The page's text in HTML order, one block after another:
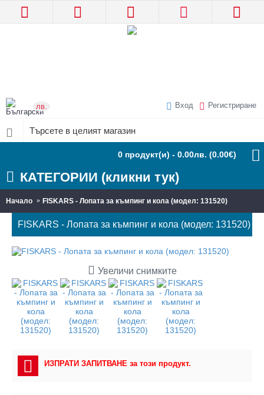
лв. Вход Регистриране
0 продукт(и) - 0.00лв. (0.00€)
КАТЕГОРИИ (кликни тук)
Начало FISKARS - Лопата за къмпинг и кола (модел: 131520)
FISKARS - Лопата за къмпинг и кола (модел: 131520)
Увеличи снимките
ИЗПРАТИ ЗАПИТВАНЕ за този продукт.